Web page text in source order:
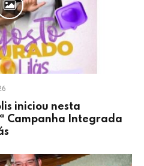
iniciou nesta
Campanha Integrada